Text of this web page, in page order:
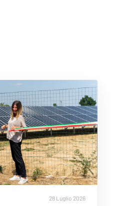
28 Luglio 2026